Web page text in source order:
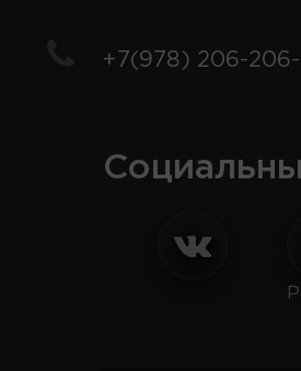
+7(978) 206-